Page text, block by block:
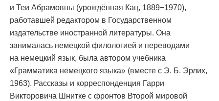
и Теи Абрамовны (урождённая Кац, 1889−1970),
работавшей редактором в Государственном
издательстве иностранной литературы. Она
занималась немецкой филологией и переводами
на немецкий язык, была автором учебника
«Грамматика немецкого языка» (вместе с Э. Б. Эрлих,
1963). Рассказы и корреспонденция Гарри
Викторовича Шнитке с фронтов Второй мировой